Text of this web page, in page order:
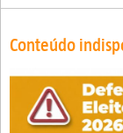
Conteúdo